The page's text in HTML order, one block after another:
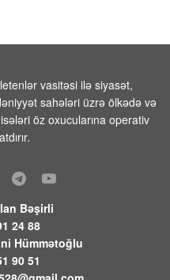
1
737 Max
yoxlanılmasını
12
vurması
sayı 20-yə çatıb
11
vasitəsi ilə siyasət,
sahələri üzrə ölkədə və
öz oxucularına operativ
Bəşirli
24 88
Hümmətoğlu
90 51